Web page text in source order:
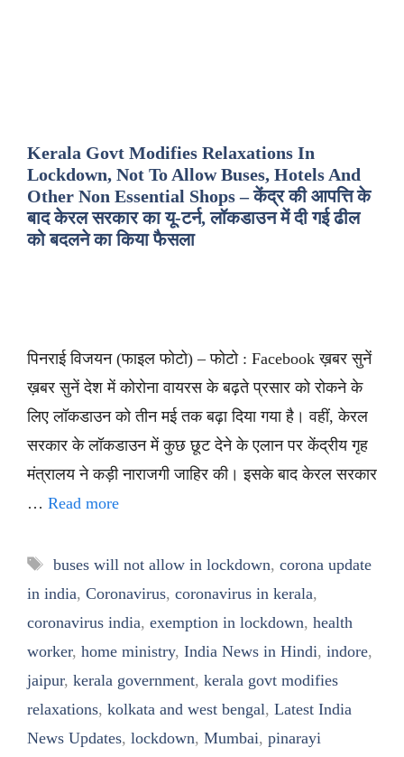
Kerala Govt Modifies Relaxations In
Lockdown, Not To Allow Buses, Hotels And
Other Non Essential Shops – केंद्र की आपत्ति के
बाद केरल सरकार का यू-टर्न, लॉकडाउन में दी गई ढील
को बदलने का किया फैसला
पिनराई विजयन (फाइल फोटो) – फोटो : Facebook ख़बर सुनें
ख़बर सुनें देश में कोरोना वायरस के बढ़ते प्रसार को रोकने के
लिए लॉकडाउन को तीन मई तक बढ़ा दिया गया है। वहीं, केरल
सरकार के लॉकडाउन में कुछ छूट देने के एलान पर केंद्रीय गृह
मंत्रालय ने कड़ी नाराजगी जाहिर की। इसके बाद केरल सरकार
… Read more
Tags
buses will not allow in lockdown, corona update
in india, Coronavirus, coronavirus in kerala,
coronavirus india, exemption in lockdown, health
worker, home ministry, India News in Hindi, indore,
jaipur, kerala government, kerala govt modifies
relaxations, kolkata and west bengal, Latest India
News Updates, lockdown, Mumbai, pinarayi